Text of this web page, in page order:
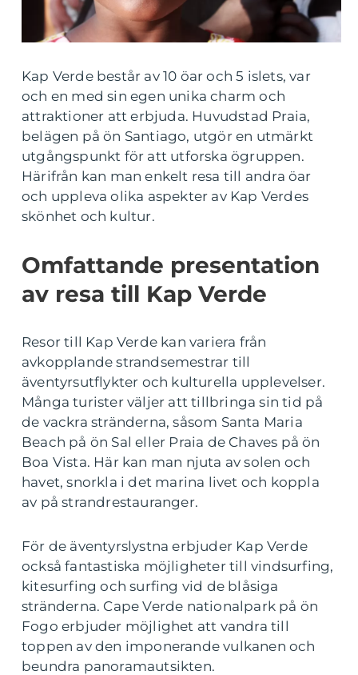
Kap Verde består av 10 öar och 5 islets, var
och en med sin egen unika charm och
attraktioner att erbjuda. Huvudstad Praia,
belägen på ön Santiago, utgör en utmärkt
utgångspunkt för att utforska ögruppen.
Härifrån kan man enkelt resa till andra öar
och uppleva olika aspekter av Kap Verdes
skönhet och kultur.
Omfattande presentation
av resa till Kap Verde
Resor till Kap Verde kan variera från
avkopplande strandsemestrar till
äventyrsutflykter och kulturella upplevelser.
Många turister väljer att tillbringa sin tid på
de vackra stränderna, såsom Santa Maria
Beach på ön Sal eller Praia de Chaves på ön
Boa Vista. Här kan man njuta av solen och
havet, snorkla i det marina livet och koppla
av på strandrestauranger.
För de äventyrslystna erbjuder Kap Verde
också fantastiska möjligheter till vindsurfing,
kitesurfing och surfing vid de blåsiga
stränderna. Cape Verde nationalpark på ön
Fogo erbjuder möjlighet att vandra till
toppen av den imponerande vulkanen och
beundra panoramautsikten.